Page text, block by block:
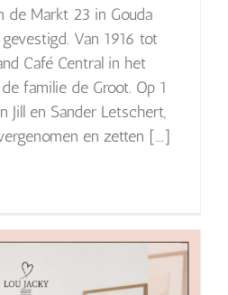
de Markt 23 in Gouda
Van 1916 tot
Café Central in het
familie de Groot. Op 1
Jill en Sander Letschert,
en zetten [...]